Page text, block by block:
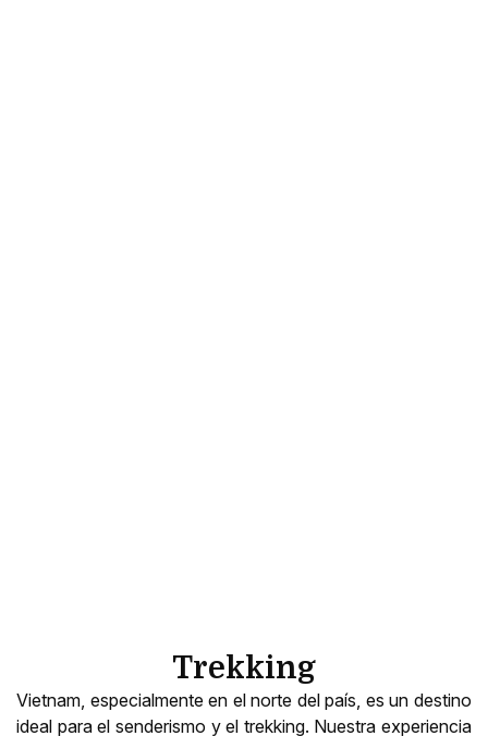
Trekking
Vietnam, especialmente en el norte del país, es un destino
ideal para el senderismo y el trekking. Nuestra experiencia